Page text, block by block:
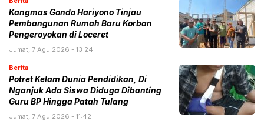
Kangmas Gondo Hariyono Tinjau
Pembangunan Rumah Baru Korban
Pengeroyokan di Loceret
Jumat, 7 Agu 2026 - 13:24
Berita
Potret Kelam Dunia Pendidikan, Di
Nganjuk Ada Siswa Diduga Dibanting
Guru BP Hingga Patah Tulang
Jumat, 7 Agu 2026 - 11:42